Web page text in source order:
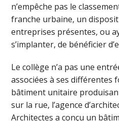
n’empêche pas le
franche urbaine, un
entreprises présentes, ou
s’implanter, de bénéficier
Le collège n’a pas une
associées à ses différentes
bâtiment unitaire
sur la rue, l’agence
Architectes a conçu un